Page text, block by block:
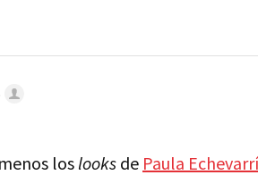
loslooks de Paula